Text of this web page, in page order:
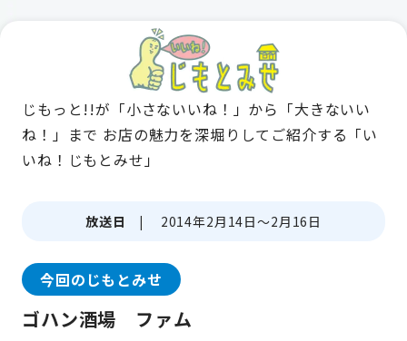
じもっと!!が「小さないいね！」から「大きないい
ね！」まで お店の魅力を深堀りしてご紹介する「い
いね！じもとみせ」
放送日 | 2014年2月14日～2月16日
今回のじもとみせ
ゴハン酒場 ファム